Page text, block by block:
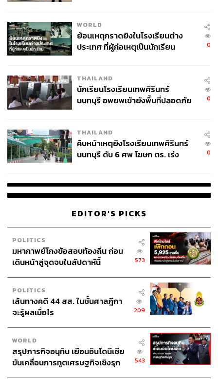
WORLD
ย้อนเหตุกราดยิงในโรงเรียนต่าง
ประเทศ ที่ผู้ก่อเหตุเป็นนักเรียน
0
THAILAND
นักเรียนโรงเรียนเทพศิรินทร์
นนทบุรี อพยพเข้ายังพื้นที่ปลอดภัย
0
THAILAND
คืบหน้าเหตุยิงโรงเรียนเทพศิรินทร์
นนทบุรี ดับ 6 ศพ โฆษก ตร. เร่ง
0
EDITOR'S PICKS
POLITICS
มหากาพย์โกงข้อสอบท้องถิ่น ก่อน
เดินหน้าสู่จุดจบในสัปดาห์นี้
573
POLITICS
เส้นทางคดี 44 สส. ในชั้นศาลฎีกา
จะรู้ผลเมื่อไร
209
WORLD
สรุปภารกิจอนุทิน เยือนอินโดนีเซีย
ขับเคลื่อนการทูตเศรษฐกิจเชิงรุก
543